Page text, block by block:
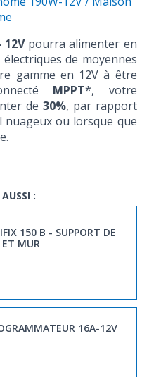
12Vpourra alimenter en
de moyennes
gamme en 12V à être
MPPT*, votre
de 30%, par rapport
nuageux ou lorsque que
:
150 B - SUPPORT DE
MUR
16A-12V